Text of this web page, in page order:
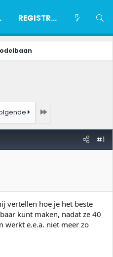
REGISTREREN
Laatste
#1
vertellen hoe je het beste
kunt maken, nadat ze 40
werkt e.e.a. niet meer zo